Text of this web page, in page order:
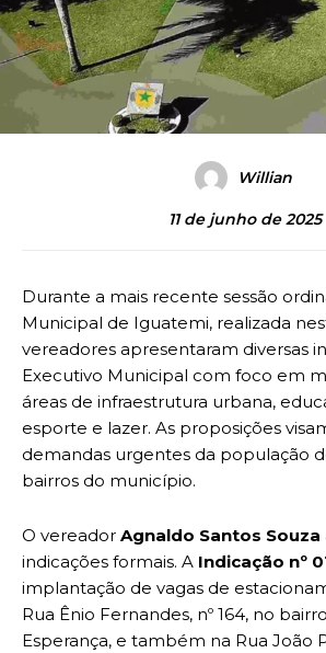
Willian
11 de junho de 2025
Durante a mais recente sessão
Municipal de Iguatemi, realizada
vereadores apresentaram diversas
Executivo Municipal com foco em
áreas de infraestrutura urbana,
esporte e lazer. As proposições
demandas urgentes da população
bairros do município.
O vereador Agnaldo Santos Souza
indicações formais. A Indicação nº
implantação de vagas de
Rua Ênio Fernandes, nº 164, no
Esperança, e também na Rua João